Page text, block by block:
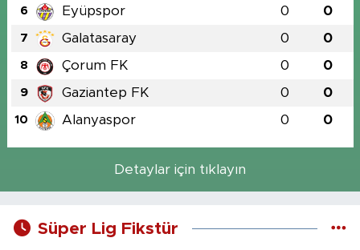
6 Eyüpspor 0 0
7 Galatasaray 0 0
8 Çorum FK 0 0
9 Gaziantep FK 0 0
10 Alanyaspor 0 0
Detaylar için tıklayın
Süper Lig Fikstür